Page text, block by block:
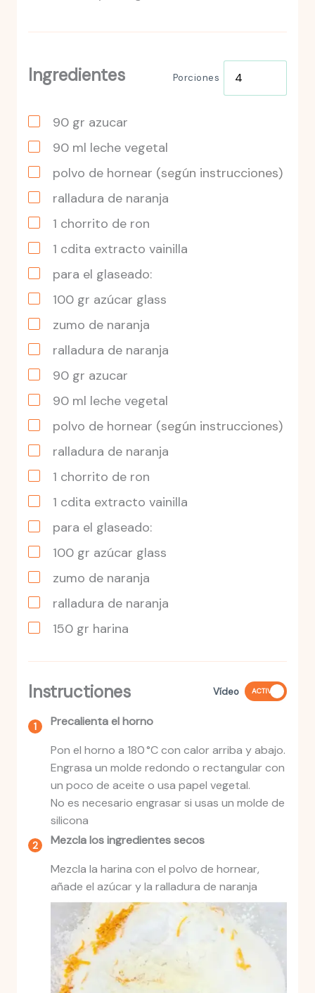
Ingredientes Porciones
90 gr azucar
90 ml leche vegetal
polvo de hornear (según instrucciones)
ralladura de naranja
1 chorrito de ron
1 cdita extracto vainilla
para el glaseado:
100 gr azúcar glass
zumo de naranja
ralladura de naranja
90 gr azucar
90 ml leche vegetal
polvo de hornear (según instrucciones)
ralladura de naranja
1 chorrito de ron
1 cdita extracto vainilla
para el glaseado:
100 gr azúcar glass
zumo de naranja
ralladura de naranja
150 gr harina
Instructiones Vídeo ACTIVO
Precalienta el horno
Pon el horno a 180 °C con calor arriba y abajo.
Engrasa un molde redondo o rectangular con
un poco de aceite o usa papel vegetal.
No es necesario engrasar si usas un molde de
silicona
Mezcla los ingredientes secos
Mezcla la harina con el polvo de hornear,
añade el azúcar y la ralladura de naranja